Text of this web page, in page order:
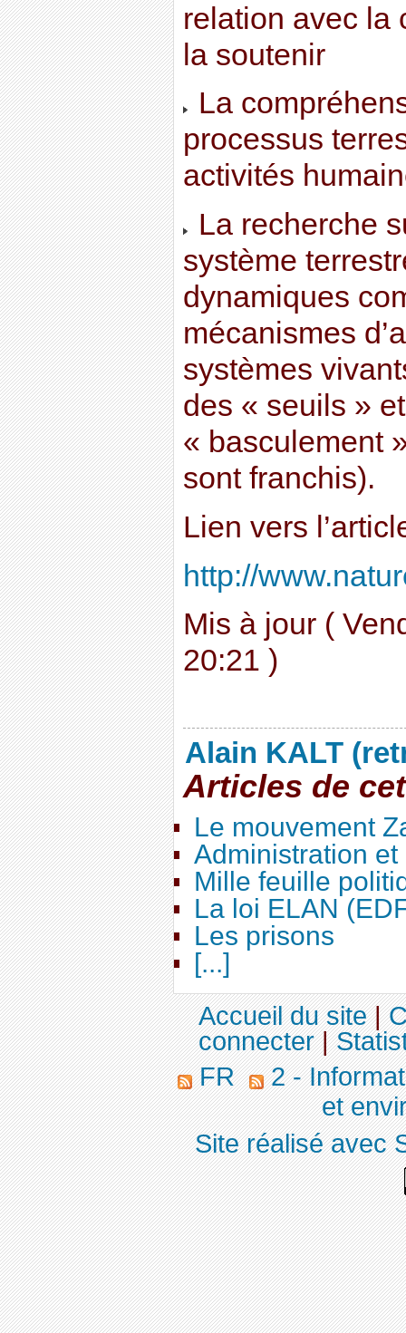
relation avec la
la soutenir
La
processus
activités
La recherche
système
dynamiques
mécanismes
systèmes
des « seuils »
« basculement
sont franchis).
Lien vers
http://
Mis à jour (
20:21 )
Alain KALT
Articles de
Le mouvement
Administration
Mille feuille
La loi ELAN
Les prisons
[...]
Accueil du site|
connecter|
FR
2 -
et
Site réalisé avec